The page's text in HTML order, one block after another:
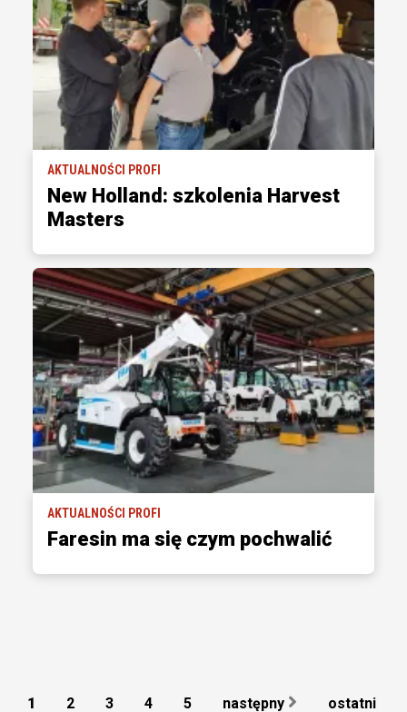
AKTUALNOŚCI PROFI
New Holland: szkolenia Harvest
Masters
AKTUALNOŚCI PROFI
Faresin ma się czym pochwalić
1 2 3 4 5 następny ostatni